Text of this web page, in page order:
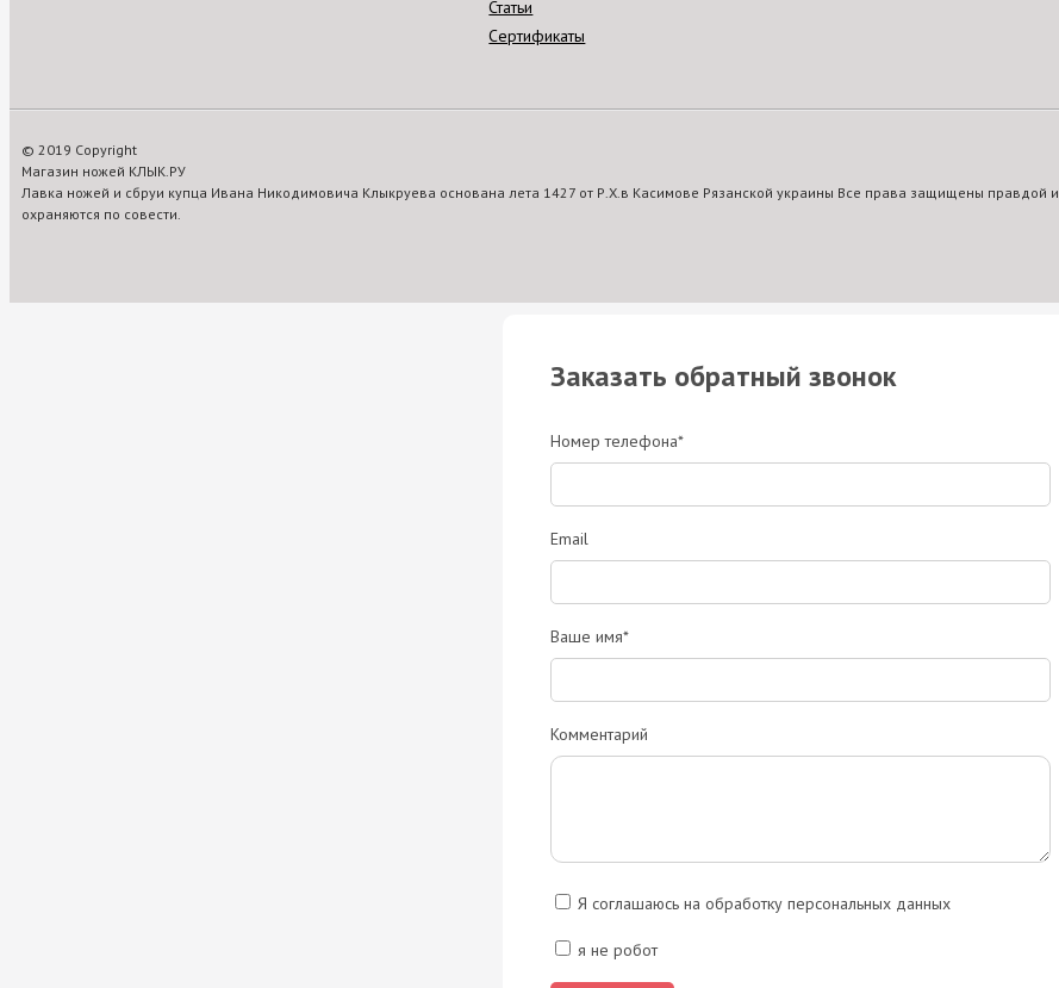
Статьи
Сертификаты
© 2019 Copyright
Магазин ножей КЛЫК.РУ
Лавка ножей и сбруи купца Ивана Никодимовича Клыкруева основана лета 1427 от Р.Х.в Касимове Рязанской украины Все права защищены правдой и
охраняются по совести.
Заказать обратный звонок
Номер телефона*
Email
Ваше имя*
Комментарий
Я соглашаюсь на обработку персональных данных
я не робот